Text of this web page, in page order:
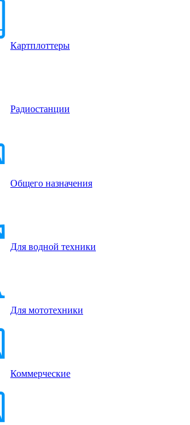
Картплоттеры
Радиостанции
Общего назначения
Для водной техники
Для мототехники
Коммерческие